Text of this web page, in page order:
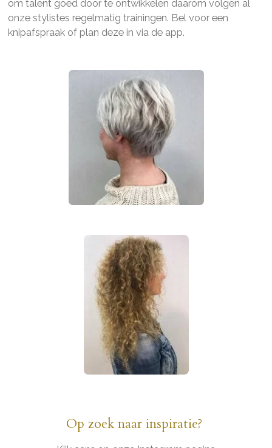
om talent goed door te ontwikkelen daarom volgen al
onze stylistes regelmatig trainingen. Bel voor een
knipafspraak of plan deze in via de app.
Op zoek naar inspiratie?